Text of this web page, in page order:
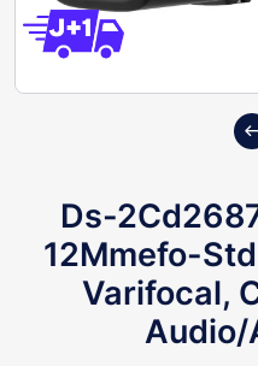
Previous
Ds-
12Mmefo-
Varifocal,
Audio/